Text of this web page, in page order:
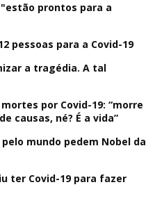
prontos para a
pessoas para a Covid-19
a tragédia. A tal
por Covid-19: “morre
causas, né? É a vida”
mundo pedem Nobel da
ter Covid-19 para fazer